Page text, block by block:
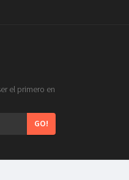
el primero en
GO!